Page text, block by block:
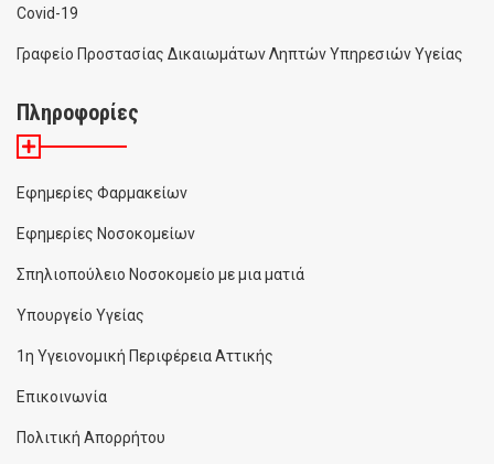
Covid-19
Γραφείο Προστασίας Δικαιωμάτων Ληπτών Υπηρεσιών Υγείας
Πληροφορίες
Εφημερίες Φαρμακείων
Εφημερίες Νοσοκομείων
Σπηλιοπούλειο Νοσοκομείο με μια ματιά
Υπουργείο Υγείας
1η Υγειονομική Περιφέρεια Αττικής
Επικοινωνία
Πολιτική Απορρήτου